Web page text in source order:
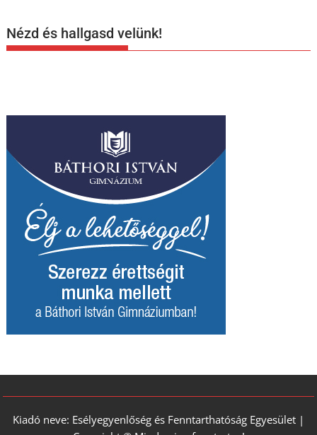
Nézd és hallgasd velünk!
Kiadó neve: Esélyegyenlőség és Fenntarthatóság Egyesület |